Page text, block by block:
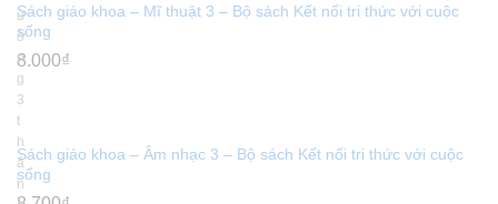
Sách giáo khoa – Mĩ thuật 3 – Bộ sách Kết nối tri thức với cuộc
sống
8.000₫
Sách giáo khoa – Âm nhạc 3 – Bộ sách Kết nối tri thức với cuộc
sống
ư
ờ
n
g
3
t
h
á
n